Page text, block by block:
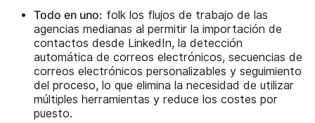
Todo en uno: folk los flujos de trabajo de las
agencias medianas al permitir la importación de
contactos desde LinkedIn, la detección
automática de correos electrónicos, secuencias de
correos electrónicos personalizables y seguimiento
del proceso, lo que elimina la necesidad de utilizar
múltiples herramientas y reduce los costes por
puesto.